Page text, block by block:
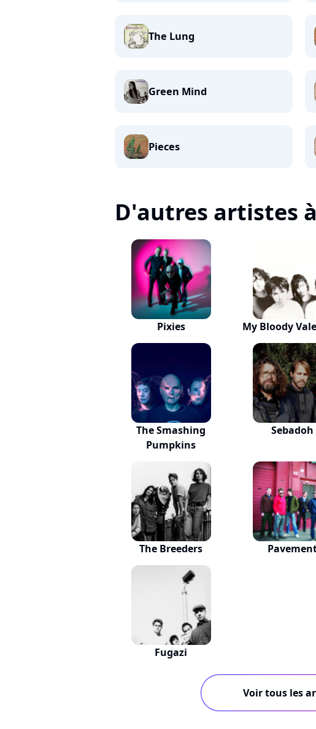
The Lung
Green Mind
Pieces
D'autres artistes
Pixies My Bloody
The Smashing
Pumpkins
Sebadoh
The Breeders
Fugazi
Voir tous les